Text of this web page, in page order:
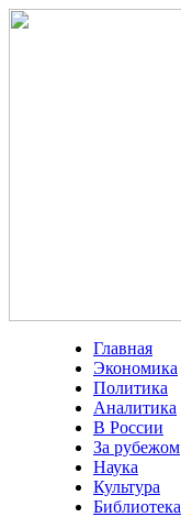
Главная
Экономика
Политика
Аналитика
В России
За рубежом
Наука
Культура
Библиотека